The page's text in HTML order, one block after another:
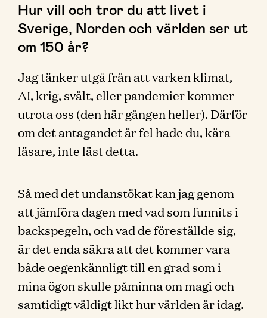
Hur vill och tror du att livet i
Sverige, Norden och världen ser ut
om 150 år?
Jag tänker utgå från att varken klimat,
AI, krig, svält, eller pandemier kommer
utrota oss (den här gången heller). Därför
om det antagandet är fel hade du, kära
läsare, inte läst detta.
Så med det undanstökat kan jag genom
att jämföra dagen med vad som funnits i
backspegeln, och vad de föreställde sig,
är det enda säkra att det kommer vara
både oegenkännligt till en grad som i
mina ögon skulle påminna om magi och
samtidigt väldigt likt hur världen är idag.